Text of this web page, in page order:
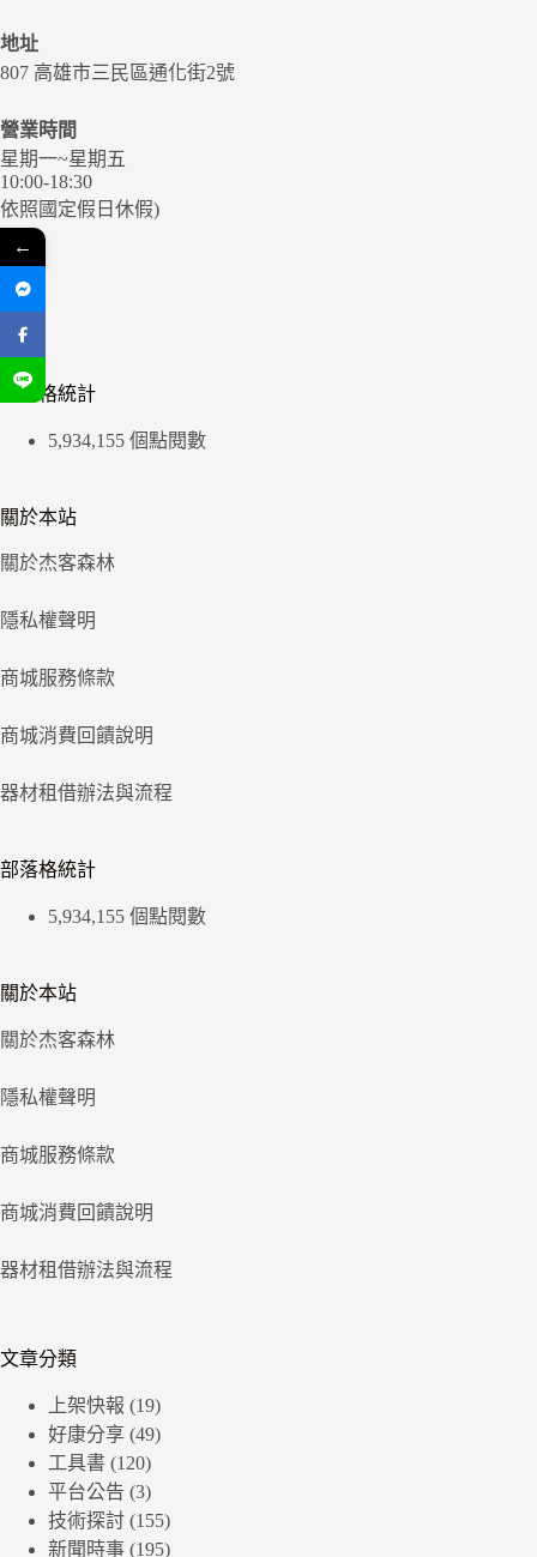
地址
807 高雄市三民區通化街2號
營業時間
星期一~星期五
10:00-18:30
依照國定假日休假)
部落格統計
5,934,155 個點閱數
關於本站
關於杰客森林
隱私權聲明
商城服務條款
商城消費回饋說明
器材租借辦法與流程
部落格統計
5,934,155 個點閱數
關於本站
關於杰客森林
隱私權聲明
商城服務條款
商城消費回饋說明
器材租借辦法與流程
文章分類
上架快報 (19)
好康分享 (49)
工具書 (120)
平台公告 (3)
技術探討 (155)
新聞時事 (195)
←